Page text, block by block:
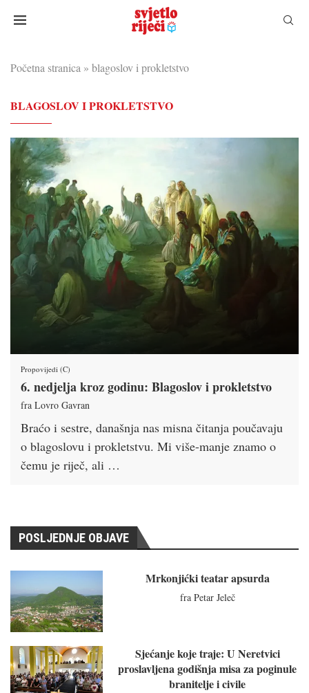
Početna stranica » blagoslov i prokletstvo
BLAGOSLOV I PROKLETSTVO
Propovijedi (C)
6. nedjelja kroz godinu: Blagoslov i prokletstvo
fra Lovro Gavran
Braćo i sestre, današnja nas misna čitanja poučavaju
o blagoslovu i prokletstvu. Mi više-manje znamo o
čemu je riječ, ali …
POSLJEDNJE OBJAVE
Mrkonjićki teatar apsurda
fra Petar Jeleč
Sjećanje koje traje: U Neretvici
proslavljena godišnja misa za poginule
branitelje i civile